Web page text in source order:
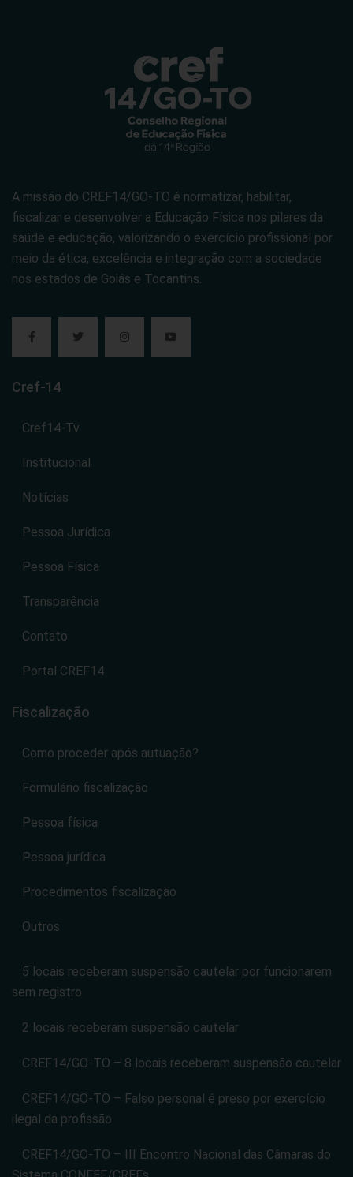
A missão do CREF14/GO-TO é normatizar, habilitar,
fiscalizar e desenvolver a Educação Física nos pilares da
saúde e educação, valorizando o exercício profissional por
meio da ética, excelência e integração com a sociedade
nos estados de Goiás e Tocantins.
Cref-14
Cref14-Tv
Institucional
Notícias
Pessoa Jurídica
Pessoa Física
Transparência
Contato
Portal CREF14
Fiscalização
Como proceder após autuação?
Formulário fiscalização
Pessoa física
Pessoa jurídica
Procedimentos fiscalização
Outros
5 locais receberam suspensão cautelar por funcionarem
sem registro
2 locais receberam suspensão cautelar
CREF14/GO-TO – 8 locais receberam suspensão cautelar
CREF14/GO-TO – Falso personal é preso por exercício
ilegal da profissão
CREF14/GO-TO – III Encontro Nacional das Câmaras do